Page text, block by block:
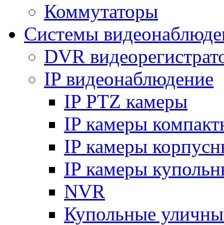
Коммутаторы
Системы
DVR
IP видеонаблюдение
IP PTZ камеры
IP камеры
IP камеры
IP камеры
NVR
Купольные